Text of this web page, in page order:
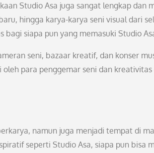
Studio Asa juga sangat lengkap dan
hingga karya-karya seni visual dari
siapa pun yang memasuki Studio
seni, bazaar kreatif, dan konser
para penggemar seni dan
namun juga menjadi tempat di
seperti Studio Asa, siapa pun bisa